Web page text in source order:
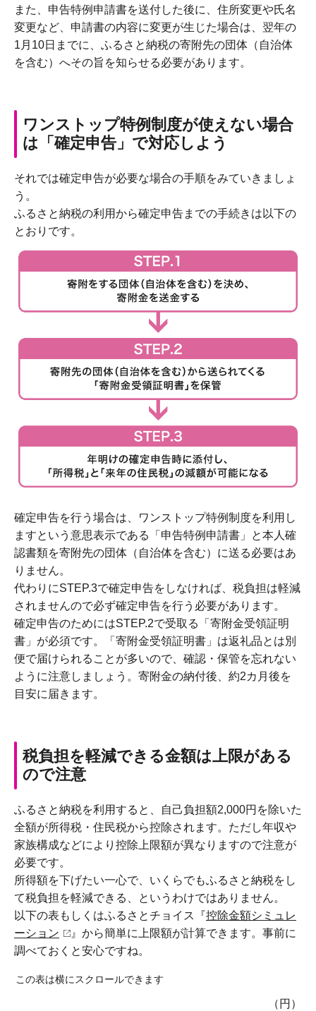
また、申告特例申請書を送付した後に、住所変更や氏名
変更など、申請書の内容に変更が生じた場合は、翌年の
1月10日までに、ふるさと納税の寄附先の団体（自治体
を含む）へその旨を知らせる必要があります。
ワンストップ特例制度が使えない場合
は「確定申告」で対応しよう
それでは確定申告が必要な場合の手順をみていきましょ
う。
ふるさと納税の利用から確定申告までの手続きは以下の
とおりです。
確定申告を行う場合は、ワンストップ特例制度を利用し
ますという意思表示である「申告特例申請書」と本人確
認書類を寄附先の団体（自治体を含む）に送る必要はあ
りません。
代わりにSTEP.3で確定申告をしなければ、税負担は軽減
されませんので必ず確定申告を行う必要があります。
確定申告のためにはSTEP.2で受取る「寄附金受領証明
書」が必須です。「寄附金受領証明書」は返礼品とは別
便で届けられることが多いので、確認・保管を忘れない
ように注意しましょう。寄附金の納付後、約2カ月後を
目安に届きます。
税負担を軽減できる金額は上限がある
ので注意
ふるさと納税を利用すると、自己負担額2,000円を除いた
全額が所得税・住民税から控除されます。ただし年収や
家族構成などにより控除上限額が異なりますので注意が
必要です。
所得額を下げたい一心で、いくらでもふるさと納税をし
て税負担を軽減できる、というわけではありません。
以下の表もしくはふるさとチョイス『控除金額シミュレ
ーション
』から簡単に上限額が計算できます。事前に
調べておくと安心ですね。
この表は横にスクロールできます
（円）